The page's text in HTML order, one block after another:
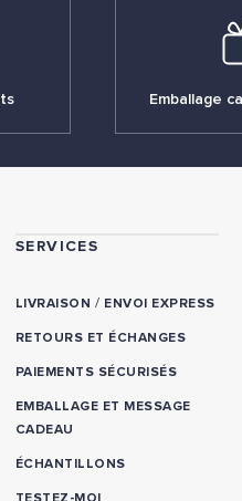
Emballage
SERVICES
LIVRAISON / ENVOI EXPRESS
RETOURS ET ÉCHANGES
PAIEMENTS SÉCURISÉS
EMBALLAGE ET MESSAGE
CADEAU
ÉCHANTILLONS